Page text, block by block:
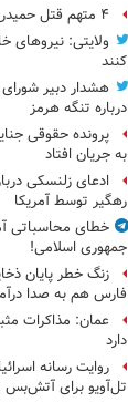
۴ متهم قتل حمیدرضا رجب‌زاده دستگیر شدند
ولایتی: نیروهای
کنند
هشدار دبیر
درباره تنگه هرمز
پرونده حقوقی
به جریان افتاد
ادعای زلنسکی
رهگیر توسط آمریکا
خطای محاسباتی
جمهوری اسلامی!
زنگ خطر پایان
فارس هم به صدا
عمان: مذاکرات
دارد
روایت رسانه
تل‌آویو برای